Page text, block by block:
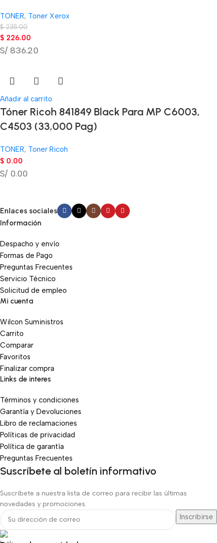
TONER, Toner Xerox
$235.00
$ 226.00
S/ 836.20
Añadir al carrito
Tóner Ricoh 841849 Black Para MP C6003,
C4503 (33,000 Pag)
TONER, Toner Ricoh
$ 0.00
S/ 0.00
Enlaces sociales
Información
Despacho y envío
Formas de Pago
Preguntas Frecuentes
Servicio Técnico
Solicitud de empleo
Mi cuenta
Wilcon Suministros
Carrito
Comparar
Favoritos
Finalizar compra
Links de interes
Términos y condiciones
Garantía y Devoluciones
Libro de reclamaciones
Políticas de privacidad
Política de garantía
Preguntas Frecuentes
Suscríbete al boletín informativo
Suscríbete a nuestra lista de correo para recibir las últimas
novedades y promociones.